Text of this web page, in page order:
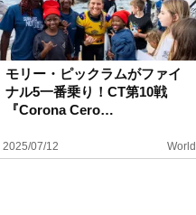
モリー・ピックラムがファイ
ナル5一番乗り！CT第10戦
『Corona Cero…
2025/07/12 World